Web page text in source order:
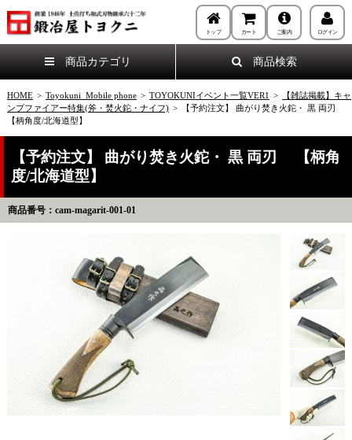
トップ カート ご案内 ログイン
商品カテゴリ 商品検索
HOME > Toyokuni_Mobile phone > TOYOKUNIイベント一覧VER1 >
【雑誌掲載】キャ
ンプファイアー特集(斧・焚火鉈・ナイフ) >
【予約注文】 曲がり焚き火鉈・ 黒 両刃
【柄角度/北海道型】
【予約注文】 曲がり焚き火鉈・ 黒 両刃 【柄角
度/北海道型】
商品番号：cam-magarit-001-01